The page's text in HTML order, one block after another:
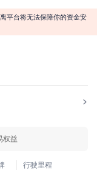
平台将无法保障你的资金安
权益
行驶里程